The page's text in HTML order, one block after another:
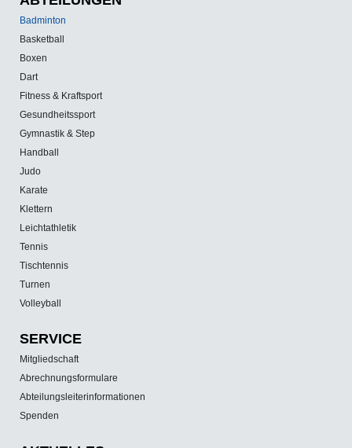
Badminton
Basketball
Boxen
Dart
Fitness & Kraftsport
Gesundheitssport
Gymnastik & Step
Handball
Judo
Karate
Klettern
Leichtathletik
Tennis
Tischtennis
Turnen
Volleyball
SERVICE
Mitgliedschaft
Abrechnungsformulare
Abteilungsleiterinformationen
Spenden